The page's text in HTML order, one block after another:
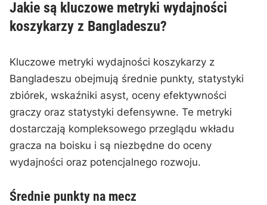
Jakie są kluczowe metryki wydajności
koszykarzy z Bangladeszu?
Kluczowe metryki wydajności koszykarzy z
Bangladeszu obejmują średnie punkty, statystyki
zbiórek, wskaźniki asyst, oceny efektywności
graczy oraz statystyki defensywne. Te metryki
dostarczają kompleksowego przeglądu wkładu
gracza na boisku i są niezbędne do oceny
wydajności oraz potencjalnego rozwoju.
Średnie punkty na mecz